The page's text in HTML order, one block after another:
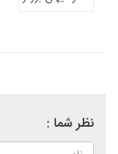
نظر شما :